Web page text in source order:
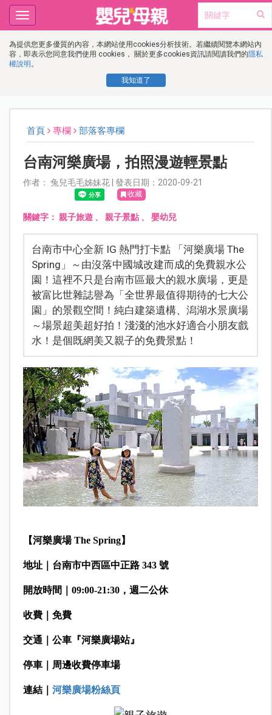
為提供您更多優質的內容，本網站使用cookies分析技術。若繼續閱覽本網站內
容，即表示您同意我們使用 cookies， 關於更多cookies資訊請閱讀我們的隱私
權說明 。
我知道了
Toggle
navigation
首頁 專欄 部落客專欄
台南河樂廣場，拍照漫遊輕景點
作者： 兔兒毛毛姊妹花 | 發表日期：2020-09-21
收藏
關鍵字： 親子旅遊、 親子景點、 嬰幼兒
台南市中心全新 IG 熱門打卡點 「河樂廣場 The
Spring」～由沒落中國城改建而成的免費親水公
園！這裡不只是台南市區最大的親水廣場，更是
被富比世雜誌譽為「全世界最值得期待的七大公
園」的景觀空間！純白建築遺構、潟湖水景廣場
～場景超美超好拍！淺淺的池水好適合小朋友戲
水！是個既網美又親子的免費景點！
【河樂廣場 The Spring】
地址｜台南市中西區中正路 343 號
開放時間｜09:00-21:30，週二公休
收費｜免費
交通｜公車『河樂廣場站』
停車｜周邊收費停車場
連結｜ 河樂廣場粉絲頁